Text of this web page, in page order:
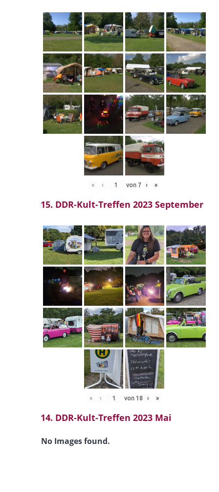
« ‹ von 7 › »
15. DDR-Kult-Treffen 2023 September
« ‹ von 18 › »
14. DDR-Kult-Treffen 2023 Mai
No Images found.